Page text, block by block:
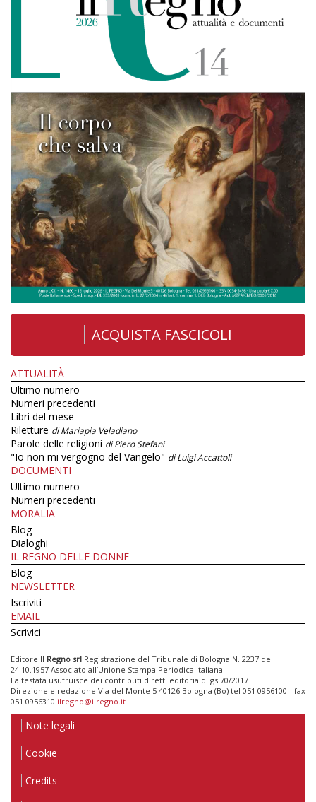
ACQUISTA FASCICOLI
ATTUALITÀ
Ultimo numero
Numeri precedenti
Libri del mese
Riletture di Mariapia Veladiano
Parole delle religioni di Piero Stefani
"Io non mi vergogno del Vangelo" di Luigi Accattoli
DOCUMENTI
Ultimo numero
Numeri precedenti
MORALIA
Blog
Dialoghi
IL REGNO DELLE DONNE
Blog
NEWSLETTER
Iscriviti
EMAIL
Scrivici
Editore Il Regno srl Registrazione del Tribunale di Bologna N. 2237 del
24.10.1957 Associato all’Unione Stampa Periodica Italiana
La testata usufruisce dei contributi diretti editoria d.lgs 70/2017
Direzione e redazione Via del Monte 5 40126 Bologna (Bo) tel 051 0956100 - fax
051 0956310 ilregno@ilregno.it
Note legali
Cookie
Credits